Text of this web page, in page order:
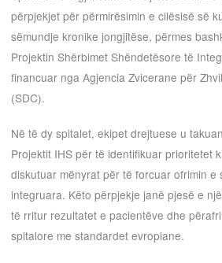
përpjekjet për përmirësimin e cilësisë së
sëmundje kronike jongjitëse, përmes
Projektin Shërbimet Shëndetësore të
financuar nga Agjencia Zvicerane për
(SDC).
Në të dy spitalet, ekipet drejtuese u
Projektit IHS për të identifikuar prioritetet
diskutuar mënyrat për të forcuar ofrimin e
integruara. Këto përpjekje janë pjesë e
të rritur rezultatet e pacientëve dhe
spitalore me standardet evropiane.